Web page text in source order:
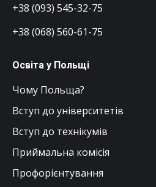
+38 (093) 545-32-75
+38 (068) 560-61-75
Освіта у Польщі
Чому Польща?
Вступ до університетів
Вступ до технікумів
Приймальна комісія
Профорієнтування